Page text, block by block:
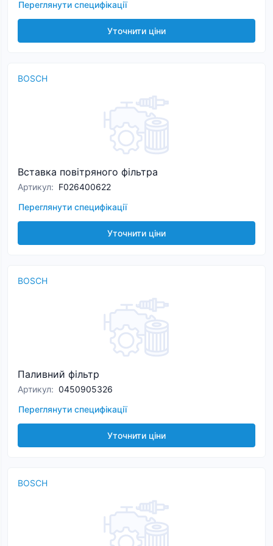
Переглянути специфікації
Уточнити ціни
BOSCH
Вставка повітряного фільтра
Артикул: F026400622
Переглянути специфікації
Уточнити ціни
BOSCH
Паливний фільтр
Артикул: 0450905326
Переглянути специфікації
Уточнити ціни
BOSCH